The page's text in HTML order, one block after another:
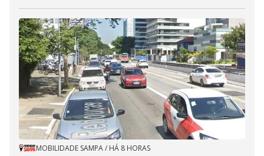
MOBILIDADE SAMPA/ HÁ 8 HORAS